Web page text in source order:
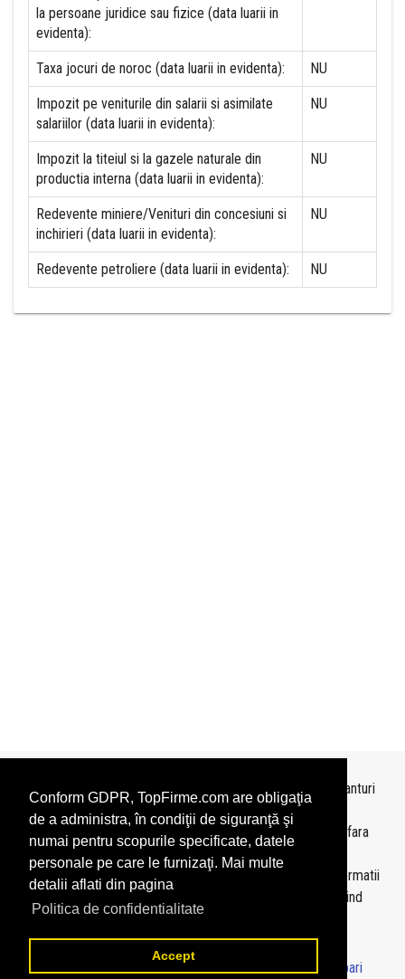
Conform GDPR, TopFirme.com are obligaţia
de a administra, în condiţii de siguranţă şi
numai pentru scopurile specificate, datele
personale pe care le furnizaţi. Mai multe
detalii aflati din pagina
Politica de confidentialitate
Accept
la persoane juridice sau fizice (data luarii in
evidenta):
Taxa jocuri de noroc (data luarii in evidenta): NU
Impozit pe veniturile din salarii si asimilate
salariilor (data luarii in evidenta):
NU
Impozit la titeiul si la gazele naturale din
productia interna (data luarii in evidenta):
NU
Redevente miniere/Venituri din concesiuni si
inchirieri (data luarii in evidenta):
NU
Redevente petroliere (data luarii in evidenta): NU
Topurile sunt realizate deTopFirme
pe baza ultimelor bilanturi
depuse si au scop informativ.
Este interzisa folosirea topurilor fara acordul TopFirme si fara
precizarea sursei.
Daca doriti sa achizitionati
topuri personalizate
sau informatii
despre agentii economici va rugam sa ne contactati folosind
sectiunea Contact
© 2026 - TopFirme -Termeni si conditii-Contact-Intrebari